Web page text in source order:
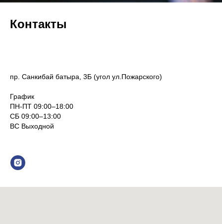
Контакты
пр. Санкибай батыра, 3Б (угол ул.Пожарского)
График
ПН-ПТ 09:00–18:00
СБ 09:00–13:00
ВС Выходной